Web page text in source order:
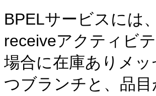
BPELサービスには
receiveアクティビ
場合に在庫ありメ
つブランチと、品